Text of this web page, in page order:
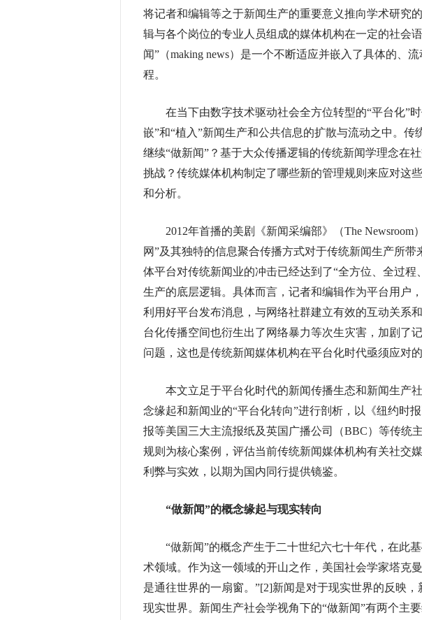
将记者和编辑等之于新闻生产的重要意义推向学术研究
辑与各个岗位的专业人员组成的媒体机构在一定的社会
闻”（making news）是一个不断适应并嵌入了具体的、
程。
在当下由数字技术驱动社会全方位转型的“平台化”时
嵌”和“植入”新闻生产和公共信息的扩散与流动之中。
继续“做新闻”？基于大众传播逻辑的传统新闻学理念在
挑战？传统媒体机构制定了哪些新的管理规则来应对这
和分析。
2012年首播的美剧《新闻采编部》（The Newsroom
网”及其独特的信息聚合传播方式对于传统新闻生产所
体平台对传统新闻业的冲击已经达到了“全方位、全过程
生产的底层逻辑。具体而言，记者和编辑作为平台用户
利用好平台发布消息，与网络社群建立有效的互动关系
台化传播空间也衍生出了网络暴力等次生灾害，加剧了
问题，这也是传统新闻媒体机构在平台化时代亟须应对的
本文立足于平台化时代的新闻传播生态和新闻生产社
念缘起和新闻业的“平台化转向”进行剖析，以《纽约时
报等美国三大主流报纸及英国广播公司（BBC）等传统
规则为核心案例，评估当前传统新闻媒体机构有关社交
利弊与实效，以期为国内同行提供镜鉴。
“做新闻”的概念缘起与现实转向
“做新闻”的概念产生于二十世纪六七十年代，在此基
术领域。作为这一领域的开山之作，美国社会学家塔克
是通往世界的一扇窗。”[2]新闻是对于现实世界的反映
现实世界。新闻生产社会学视角下的“做新闻”有两个主